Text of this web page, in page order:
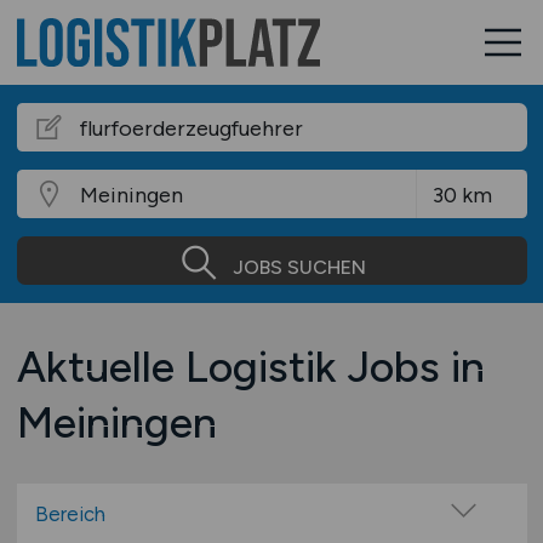
JOBS SUCHEN
Aktuelle Logistik Jobs in
Meiningen
Bereich